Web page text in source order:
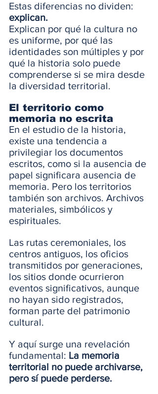
Estas diferencias no dividen:
explican.
Explican por qué la cultura no
es uniforme, por qué las
identidades son múltiples y por
qué la historia solo puede
comprenderse si se mira desde
la diversidad territorial.
El territorio como
memoria no escrita
En el estudio de la historia,
existe una tendencia a
privilegiar los documentos
escritos, como si la ausencia de
papel significara ausencia de
memoria. Pero los territorios
también son archivos. Archivos
materiales, simbólicos y
espirituales.
Las rutas ceremoniales, los
centros antiguos, los oficios
transmitidos por generaciones,
los sitios donde ocurrieron
eventos significativos, aunque
no hayan sido registrados,
forman parte del patrimonio
cultural.
Y aquí surge una revelación
fundamental: La memoria
territorial no puede archivarse,
pero sí puede perderse.